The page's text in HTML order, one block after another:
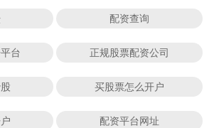
配资查询
台 正规股票配资公司
买股票怎么开户
配资平台网址